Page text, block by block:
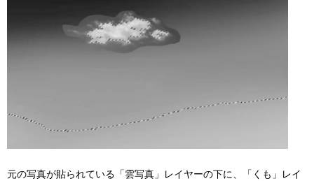
元の写真が貼られている「雲写真」レイヤーの下に、「くも」レイ